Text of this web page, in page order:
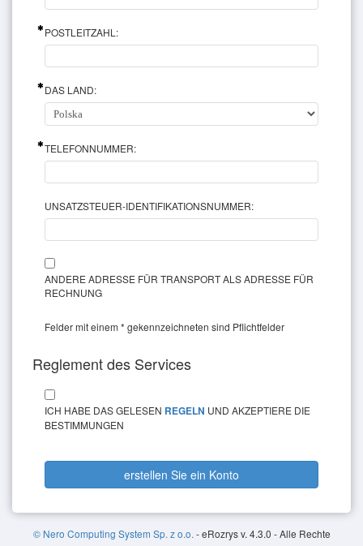
POSTLEITZAHL:
DAS LAND:
TELEFONNUMMER:
UNSATZSTEUER-IDENTIFIKATIONSNUMMER:
ANDERE ADRESSE FÜR TRANSPORT ALS ADRESSE FÜR
RECHNUNG
Felder mit einem * gekennzeichneten sind Pflichtfelder
Reglement des Services
ICH HABE DAS GELESEN REGELN
BESTIMMUNGEN
erstellen Sie ein Konto
© Nero Computing System Sp. z o.o. - eRozrys v. 4.3.0 - Alle Rechte